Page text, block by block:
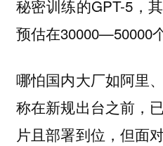
秘密训练的GPT-5，
预估在30000—50000个
哪怕国内大厂如阿里
称在新规出台之前，
片且部署到位，但面